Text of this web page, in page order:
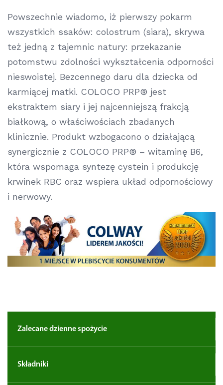
Powszechnie wiadomo, iż pierwszy pokarm
wszystkich ssaków: colostrum (siara), skrywa
też jedną z tajemnic natury: przekazanie
potomstwu zdolności wykształcenia odporności
nieswoistej. Bezcennego daru dla dziecka od
karmiącej matki. COLOCO PRP® jest
ekstraktem siary i jej najcenniejszą frakcją
białkową, o właściwościach zbadanych
klinicznie. Produkt wzbogacono o działającą
synergicznie z COLOCO PRP® – witaminę B6,
która wspomaga syntezę cystein i produkcję
krwinek RBC oraz wspiera układ odpornościowy
i nerwowy.
Zalecane dzienne spożycie
Składniki